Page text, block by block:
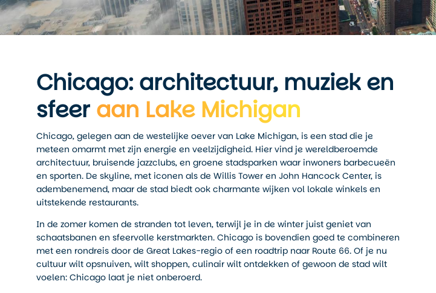
Chicago: architectuur, muziek en
sfeer aan Lake Michigan
Chicago, gelegen aan de westelijke oever van Lake Michigan, is een stad die je
meteen omarmt met zijn energie en veelzijdigheid. Hier vind je wereldberoemde
architectuur, bruisende jazzclubs, en groene stadsparken waar inwoners barbecueën
en sporten. De skyline, met iconen als de Willis Tower en John Hancock Center, is
adembenemend, maar de stad biedt ook charmante wijken vol lokale winkels en
uitstekende restaurants.
In de zomer komen de stranden tot leven, terwijl je in de winter juist geniet van
schaatsbanen en sfeervolle kerstmarkten. Chicago is bovendien goed te combineren
met een rondreis door de Great Lakes-regio of een roadtrip naar Route 66. Of je nu
cultuur wilt opsnuiven, wilt shoppen, culinair wilt ontdekken of gewoon de stad wilt
voelen: Chicago laat je niet onberoerd.